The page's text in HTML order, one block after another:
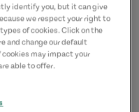
identify you, but it can give
we respect your right to
of cookies. Click on the
and change our default
may impact your
able to offer.